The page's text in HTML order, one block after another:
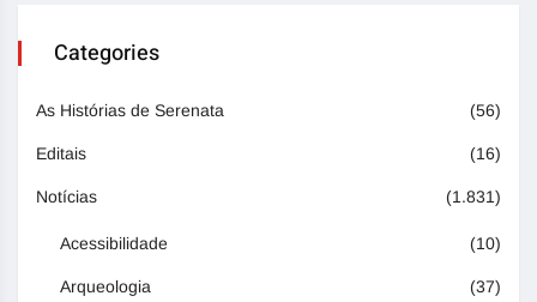
Categories
As Histórias de Serenata (56)
Editais (16)
Notícias (1.831)
Acessibilidade (10)
Arqueologia (37)